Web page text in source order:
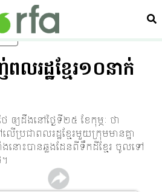
ស្វ
លរដ្ឋ​ខ្មែរ​១០​នាក់​​
ឲ្យ​ដឹង​នៅ​ថ្ងៃ​ទី​២៥ ខែ​កុម្ភៈ ថា
ប្រជាពលរដ្ឋ​ខ្មែរ​មួយ​ក្រុម​មាន​គ្នា
ោះ​បាន​ឆ្លងដែន​ពី​ទឹកដី​ខ្មែរ ចូល​ទៅ​